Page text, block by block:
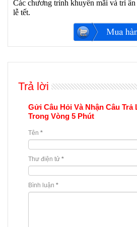
Các chương trình khuyến mãi và tri
lễ tết.
Trả lời
Gửi Câu Hỏi Và Nhận Câu Trả
Trong Vòng 5 Phút
Tên *
Thư điện tử *
Bình luận *